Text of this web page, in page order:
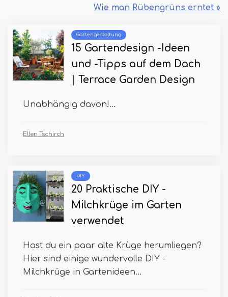
Wie man Rübengrüns erntet »
Gartengestaltung
15 Gartendesign -Ideen
und -Tipps auf dem Dach
| Terrace Garden Design
Unabhängig davon!...
Ellen Tschirch
DIY
20 Praktische DIY -
Milchkrüge im Garten
verwendet
Hast du ein paar alte Krüge herumliegen?
Hier sind einige wundervolle DIY -
Milchkrüge in Gartenideen...